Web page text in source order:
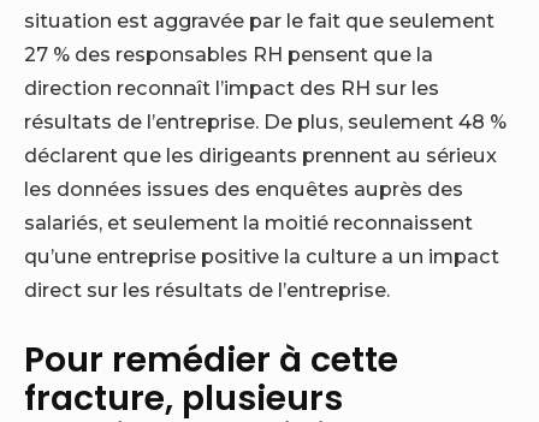
situation est aggravée par le fait que seulement
27 % des responsables RH pensent que la
direction reconnaît l’impact des RH sur les
résultats de l’entreprise. De plus, seulement 48 %
déclarent que les dirigeants prennent au sérieux
les données issues des enquêtes auprès des
salariés, et seulement la moitié reconnaissent
qu’une entreprise positive la culture a un impact
direct sur les résultats de l’entreprise.
Pour remédier à cette
fracture, plusieurs